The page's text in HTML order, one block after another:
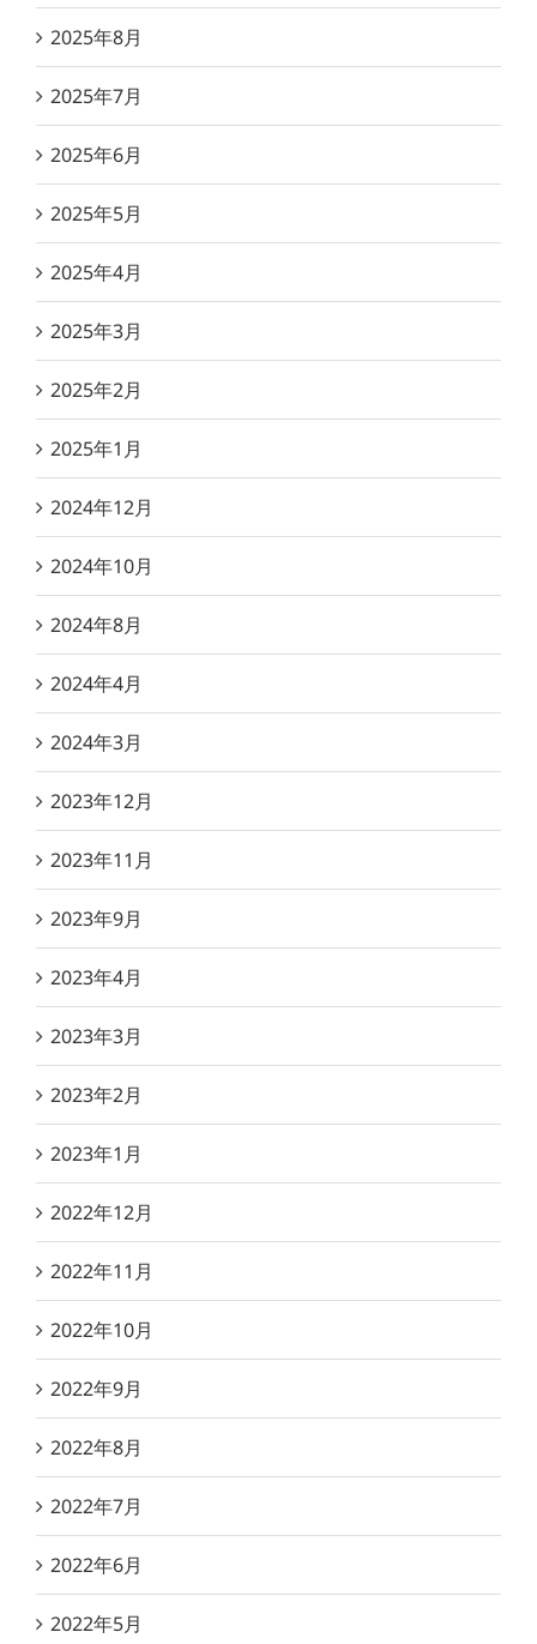
2025年8月
2025年7月
2025年6月
2025年5月
2025年4月
2025年3月
2025年2月
2025年1月
2024年12月
2024年10月
2024年8月
2024年4月
2024年3月
2023年12月
2023年11月
2023年9月
2023年4月
2023年3月
2023年2月
2023年1月
2022年12月
2022年11月
2022年10月
2022年9月
2022年8月
2022年7月
2022年6月
2022年5月